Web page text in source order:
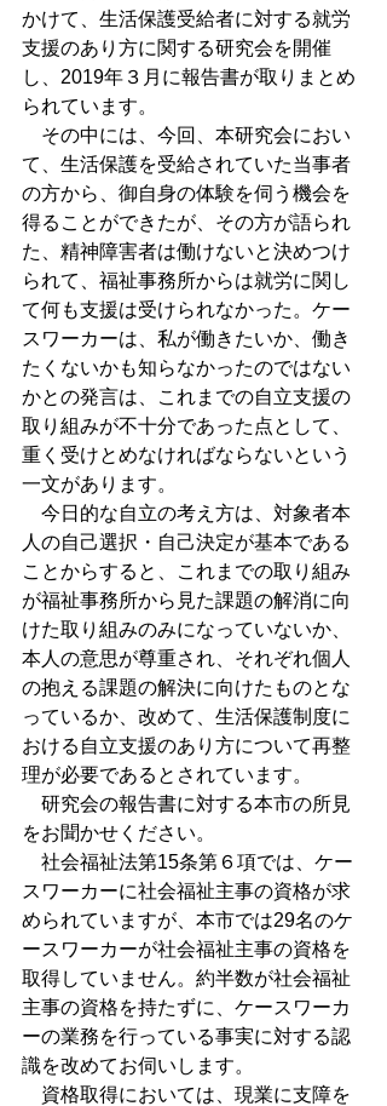
かけて、生活保護受給者に対する就労
支援のあり方に関する研究会を開催
し、2019年３月に報告書が取りまとめ
られています。
その中には、今回、本研究会におい
て、生活保護を受給されていた当事者
の方から、御自身の体験を伺う機会を
得ることができたが、その方が語られ
た、精神障害者は働けないと決めつけ
られて、福祉事務所からは就労に関し
て何も支援は受けられなかった。ケー
スワーカーは、私が働きたいか、働き
たくないかも知らなかったのではない
かとの発言は、これまでの自立支援の
取り組みが不十分であった点として、
重く受けとめなければならないという
一文があります。
今日的な自立の考え方は、対象者本
人の自己選択・自己決定が基本である
ことからすると、これまでの取り組み
が福祉事務所から見た課題の解消に向
けた取り組みのみになっていないか、
本人の意思が尊重され、それぞれ個人
の抱える課題の解決に向けたものとな
っているか、改めて、生活保護制度に
おける自立支援のあり方について再整
理が必要であるとされています。
研究会の報告書に対する本市の所見
をお聞かせください。
社会福祉法第15条第６項では、ケー
スワーカーに社会福祉主事の資格が求
められていますが、本市では29名のケ
ースワーカーが社会福祉主事の資格を
取得していません。約半数が社会福祉
主事の資格を持たずに、ケースワーカ
ーの業務を行っている事実に対する認
識を改めてお伺いします。
資格取得においては、現業に支障を